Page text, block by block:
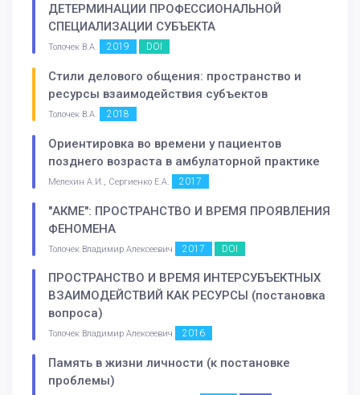
ДЕТЕРМИНАЦИИ ПРОФЕССИОНАЛЬНОЙ
СПЕЦИАЛИЗАЦИИ СУБЪЕКТА
Толочек В.А. 2019 DOI
Стили делового общения: пространство и
ресурсы взаимодействия субъектов
Толочек В.А. 2018
Ориентировка во времени у пациентов
позднего возраста в амбулаторной практике
Мелехин А.И., Сергиенко Е.А. 2017
"АКМЕ": ПРОСТРАНСТВО И ВРЕМЯ ПРОЯВЛЕНИЯ
ФЕНОМЕНА
Толочек Владимир Алексеевич 2017 DOI
ПРОСТРАНСТВО И ВРЕМЯ ИНТЕРСУБЪЕКТНЫХ
ВЗАИМОДЕЙСТВИЙ КАК РЕСУРСЫ (постановка
вопроса)
Толочек Владимир Алексеевич 2016
Память в жизни личности (к постановке
проблемы)